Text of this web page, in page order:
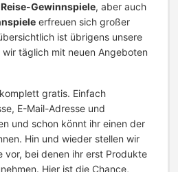
Reise-Gewinnspiele, aber auch
erfreuen sich großer
ist übrigens unsere
wir täglich mit neuen Angeboten
gratis. Einfach
E-Mail-Adresse und
und schon könnt ihr einen der
Hin und wieder stellen wir
vor, bei denen ihr erst Produkte
Hier ist die Chance,